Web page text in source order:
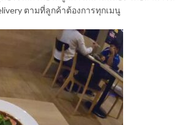
ตามที่ลูกค้าต้องการทุกเมนู